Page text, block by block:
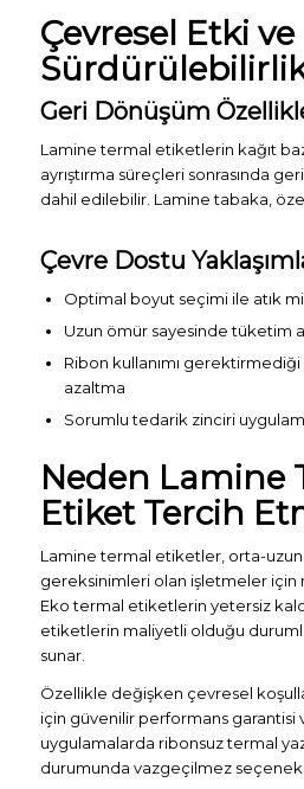
Çevresel Etki ve
Geri Dönüşüm
Lamine termal etiketlerin kağıt
ayrıştırma süreçleri sonrasında
dahil edilebilir. Lamine tabaka,
Çevre Dostu
Optimal boyut seçimi ile atık
Uzun ömür sayesinde tüketim
Ribon kullanımı gerektirmediği
azaltma
Sorumlu tedarik zinciri
Neden Lamine
Etiket Tercih
Lamine termal etiketler, orta-uzun
gereksinimleri olan işletmeler için
Eko termal etiketlerin yetersiz
etiketlerin maliyetli olduğu
sunar.
Özellikle değişken çevresel
için güvenilir performans garantisi
uygulamalarda ribonsuz termal
durumunda vazgeçilmez seçenek